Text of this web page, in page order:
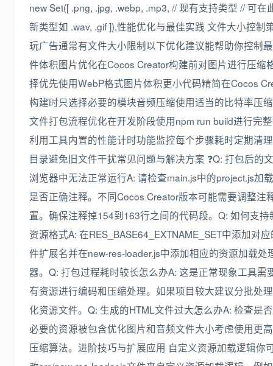
new Set([ .png, .jpg, .webp, .mp3, // 现有支持类型 // 可在
新类型如 .wav, .gif ]),性能优化与最佳实践 文件大小控制
玩广告通常有文件大小限制以下优化建议能帮助你控制
件体积图片优化在Cocos Creator构建前对图片进行压缩
择优先使用WebP格式图片体积更小代码精简在Cocos
构建时只选择必要的模块音频压缩使用适当的比特率压
文件打包流程优化在开发阶段使用npm run build进行完
利用工具内置的性能计时功能监控每个步骤耗时定期清
目录避免旧文件干扰常见问题与解决方案 ❓Q: 打包后的
浏览器中无法正常运行A: 请检查main.js中的project.js加
是否正确注释。不同Cocos Creator版本可能需要调整注
置。确保注释掉154到163行之间的代码段。Q: 如何支持
资源格式A: 在RES_BASE64_EXTNAME_SET中添加对
件扩展名并在new-res-loader.js中添加相应的资源加载处
器。Q: 打包过程耗时较长怎么办A: 这是正常现象工具需
有资源进行编码和压缩处理。如果项目较大建议分批处
化资源文件。Q: 生成的HTML文件过大怎么办A: 检查是
必要的资源被包含优化图片和音频文件大小考虑使用更
压缩算法。进阶技巧与扩展应用 自定义资源加载逻辑你